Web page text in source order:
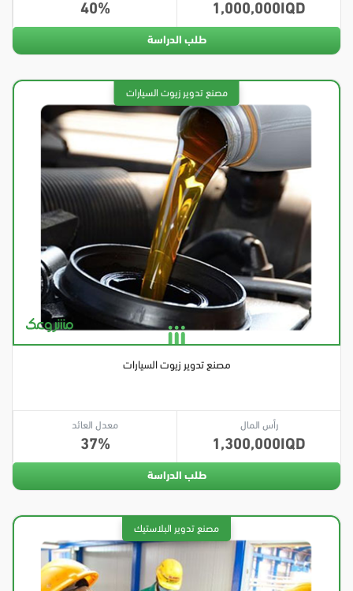
1,000,000
40
طلب الدراسة
مصنع تدوير زيوت السيارات
رأس المال
1,300,000
معدل العائد
37
طلب الدراسة